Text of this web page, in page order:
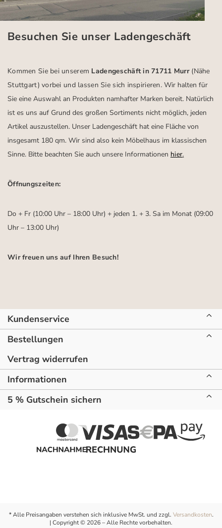
Besuchen Sie unser Ladengeschäft
Kommen Sie bei unserem Ladengeschäft in 71711 Murr (Nähe
Stuttgart) vorbei und lassen Sie sich inspirieren.Wir halten für
Sie eine Auswahl an Produkten namhafter Marken bereit. Natürlich
ist es uns auf Grund des großen Sortiments nicht möglich, jeden
Artikel auszustellen. Unser Ladengeschäft hat eine Fläche von
insgesamt 180 qm. Wir sind also kein Möbelhaus im klassischen
Sinne. Bitte beachten Sie auch unsere Informationen hier.
Öffnungszeiten:
Do + Fr (10:00 Uhr – 18:00 Uhr) + jeden 1. + 3. Sa im Monat (09:00
Uhr – 13:00 Uhr)
Wir freuen uns auf Ihren Besuch!
Kundenservice
Bestellungen
Vertrag widerrufen
Informationen
5 % Gutschein sichern
* Alle Preisangaben verstehen sich inklusive MwSt. und zzgl. Versandkosten.
| Copyright © 2026 – Alle Rechte vorbehalten.